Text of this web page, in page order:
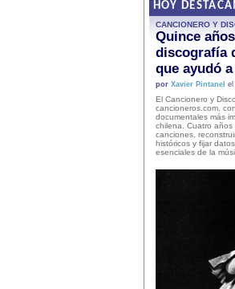
HOY
CANCIONERO Y
Quince
discografía
que ayudó
por Xavier Pintanel el
El Cancionero y
cancioneros.com,
documentales más
chilena. Cuatro años
canciones,
históricos y fijar
esenciales de la